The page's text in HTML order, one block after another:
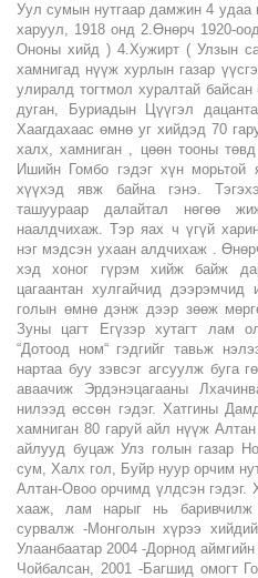
Уул сумын нутгаар дамжин 4
харуул, 1918 онд 2.Өнөрч 1920-
Ононы хийд ) 4.Хужирт ( Улзын
хамнигад нүүж хурлын газар
улиралд тогтмол хуралтай
дуган, Буриадын Цүүгэл
Хаагдахаас өмнө уг хийдэд 70
халх, хамниган , цөөн тооны
Ишийн Гомбо гэдэг хүн морьтой
хүүхэд явж байна гэнэ.
ташуураар далайтал нөгөө
наалдчихаж. Тэр яах ч үгүй
нэг мэдсэн ухаан алдчихаж .
хэд хоног гүрэм хийж байж
цагаантан хулгайчид
голын өмнө дэнж дээр зөөж
Зуны цагт Егүзэр хутагт лам
“Дотоод ном“ гэдгийг тавьж
нартаа буу зэвсэг агсуулж буга
аваачиж Эрдэнэцагааны
нилээд өссөн гэдэг. Хатгины
хамниган 80 гаруй айл нүүж
айлууд буцаж Улз голын газар
сум, Халх гол, Буйр нуур орчим
Алтан-Овоо орчимд үлдсэн гэдэг.
хааж, лам нарыг нь баривчилж
сурвалж -Монголын хүрээ
Улаанбаатар 2004 -Дорнод
Чойбалсан, 2001 -Багшид омогт